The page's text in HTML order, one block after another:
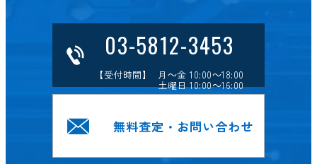
03-5812-3453
【受付時間】 月～金 10:00～18:00
土曜日 10:00～16:00
無料査定・お問い合わせ